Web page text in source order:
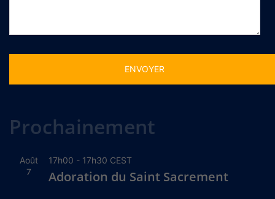
Prochainement
Août
7
17h00 - 17h30 CEST
Adoration du Saint Sacrement